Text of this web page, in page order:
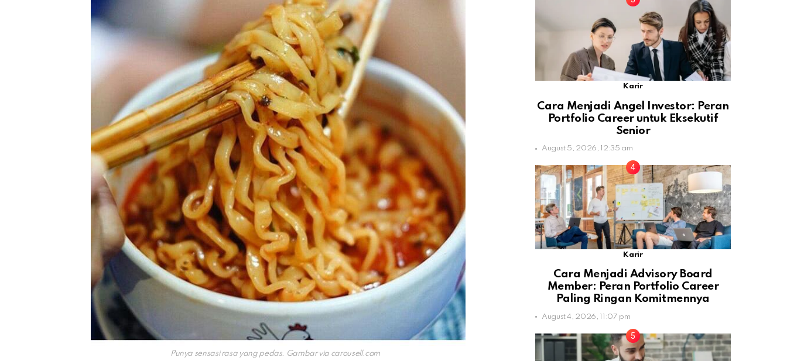
Punya sensasi rasa yang pedas. Gambar via carousell.com
Karir
Cara Menjadi Angel Investor: Peran
Portfolio Career untuk Eksekutif
Senior
August 5, 2026, 12:35 am
Karir
Cara Menjadi Advisory Board
Member: Peran Portfolio Career
Paling Ringan Komitmennya
August 4, 2026, 11:07 pm